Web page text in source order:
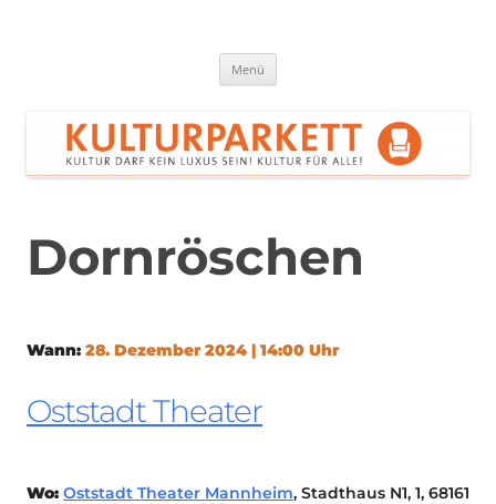
Menü
Dornröschen
Wann: 28. Dezember 2024 | 14:00 Uhr
Oststadt Theater
Wo: Oststadt Theater Mannheim, Stadthaus N1, 1, 68161